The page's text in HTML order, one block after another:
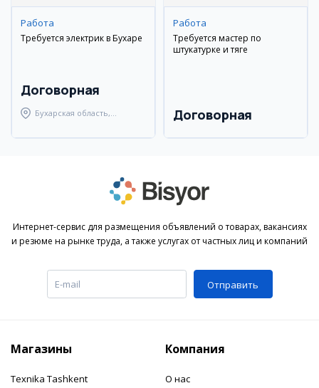
Работа
Требуется электрик в Бухаре
Договорная
Бухарская область,
Работа
Требуется мастер по
штукатурке и тяге
Договорная
Интернет-сервис для размещения объявлений о товарах, вакансиях
и резюме на рынке труда, а также услугах от частных лиц и компаний
Отправить
Магазины
Texnika Tashkent
Компания
О нас